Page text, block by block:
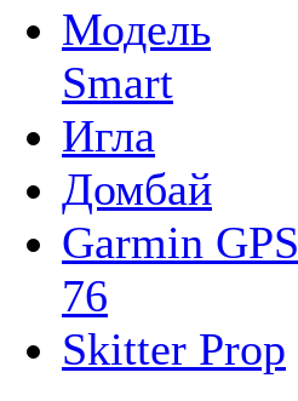
Модель
Smart
Игла
Домбай
Garmin GPS
76
Skitter Prop